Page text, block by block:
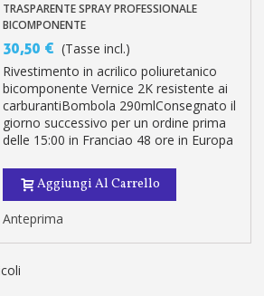
TRASPARENTE SPRAY PROFESSIONALE
BICOMPONENTE
30,50 € (Tasse incl.)
Rivestimento in acrilico poliuretanico
bicomponente Vernice 2K resistente ai
carburantiBombola 290mlConsegnato il
giorno successivo per un ordine prima
delle 15:00 in Franciao 48 ore in Europa
Aggiungi Al Carrello
Anteprima